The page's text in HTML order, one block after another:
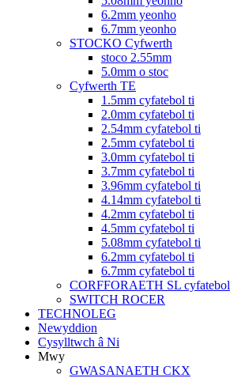
6.2mm yeonho
6.7mm yeonho
STOCKO Cyfwerth
stoco 2.55mm
5.0mm o stoc
Cyfwerth TE
1.5mm cyfatebol ti
2.0mm cyfatebol ti
2.54mm cyfatebol ti
2.5mm cyfatebol ti
3.0mm cyfatebol ti
3.7mm cyfatebol ti
3.96mm cyfatebol ti
4.14mm cyfatebol ti
4.2mm cyfatebol ti
4.5mm cyfatebol ti
5.08mm cyfatebol ti
6.2mm cyfatebol ti
6.7mm cyfatebol ti
CORFFORAETH SL cyfatebol
SWITCH ROCER
TECHNOLEG
Newyddion
Cysylltwch â Ni
Mwy
GWASANAETH CKX